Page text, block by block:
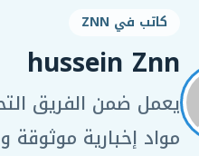
كاتب في ZNN
hussein Znn
مواد إخبارية